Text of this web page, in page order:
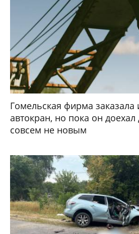
Гомельская фирма заказала
автокран, но пока он доехал
совсем не новым